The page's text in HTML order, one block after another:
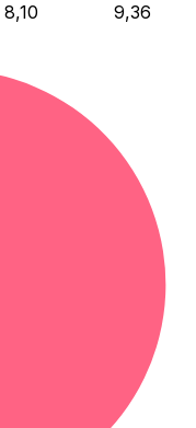
8,10
9,36